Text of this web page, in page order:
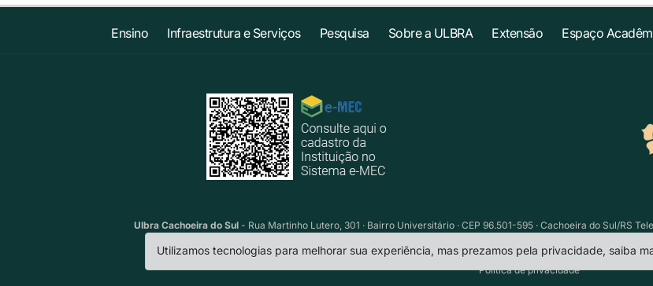
Ensino Infraestrutura e Serviços Pesquisa Sobre a ULBRA Extensão Espaço
Ulbra Cachoeira do Sul - Rua Martinho Lutero, 301 · Bairro Universitário · CEP 96.501-595 · Cachoeira do Sul/RS
Política de privacidade
Utilizamos tecnologias para melhorar sua experiência, mas prezamos pela privacidade, saiba